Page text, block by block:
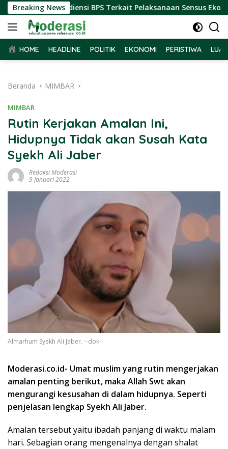
Langsung
ke
konten
Breaking News
Terima Audiensi BPS Terkait Pelaksanaan Sensus Ekonomi
HOME HEADLINE POLITIK EKONOMI PERISTIWA
Beranda MIMBAR
MIMBAR
Rutin Kerjakan Amalan Ini,
Hidupnya Tidak akan Susah Kata
Syekh Ali Jaber
Redaksi Moderasi
9 Januari 2022
Almarhum Syekh Ali Jaber. --dok--
Moderasi.co.id- Umat muslim yang rutin mengerjakan
amalan penting berikut, maka Allah Swt akan
mengurangi kesusahan di dalam hidupnya. Seperti
penjelasan lengkap Syekh Ali Jaber.
Amalan tersebut yaitu ibadah panjang di waktu malam
hari. Sebagian orang mengenalnya dengan shalat